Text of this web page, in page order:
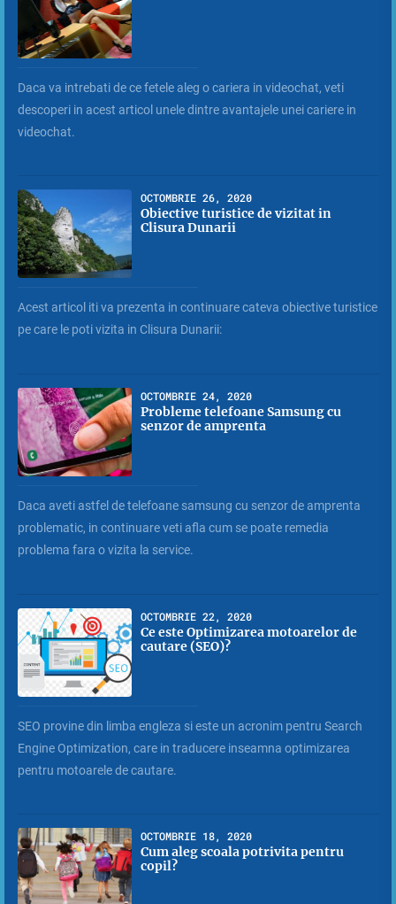
Daca va intrebati de ce fetele aleg o cariera in videochat, veti
descoperi in acest articol unele dintre avantajele unei cariere in
videochat.
OCTOMBRIE 26, 2020
Obiective turistice de vizitat in
Clisura Dunarii
Acest articol iti va prezenta in continuare cateva obiective turistice
pe care le poti vizita in Clisura Dunarii:
OCTOMBRIE 24, 2020
Probleme telefoane Samsung cu
senzor de amprenta
Daca aveti astfel de telefoane samsung cu senzor de amprenta
problematic, in continuare veti afla cum se poate remedia
problema fara o vizita la service.
OCTOMBRIE 22, 2020
Ce este Optimizarea motoarelor de
cautare (SEO)?
SEO provine din limba engleza si este un acronim pentru Search
Engine Optimization, care in traducere inseamna optimizarea
pentru motoarele de cautare.
OCTOMBRIE 18, 2020
Cum aleg scoala potrivita pentru
copil?